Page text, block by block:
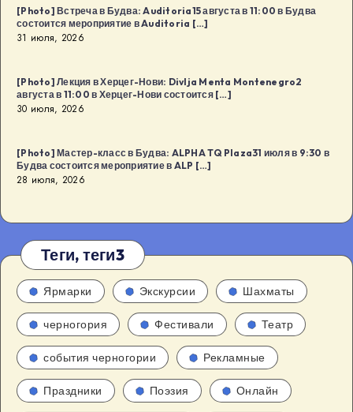
[Photo] Встреча в Будва: Auditoria15 августа в 11:00 в Будва
состоится мероприятие в Auditoria […]
31 июля, 2026
[Photo] Лекция в Херцег-Нови: Divlja Menta Montenegro2
августа в 11:00 в Херцег-Нови состоится […]
30 июля, 2026
[Photo] Мастер-класс в Будва: ALPHA TQ Plaza31 июля в 9:30 в
Будва состоится мероприятие в ALP […]
28 июля, 2026
Теги, теги3
Ярмарки Экскурсии Шахматы
черногория Фестивали Театр
события черногории Рекламные
Праздники Поэзия Онлайн